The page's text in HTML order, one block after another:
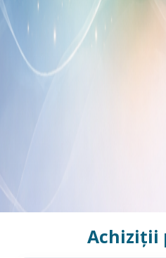
Achiziții